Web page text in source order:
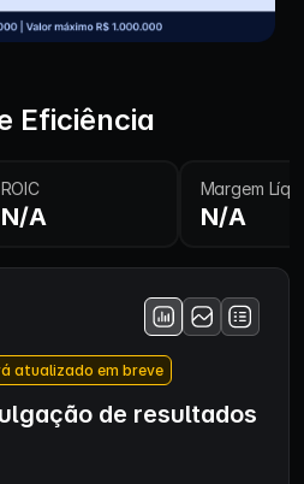
Eficiência
ROIC
N/A
Margem
N/A
atualizado em breve
de resultados